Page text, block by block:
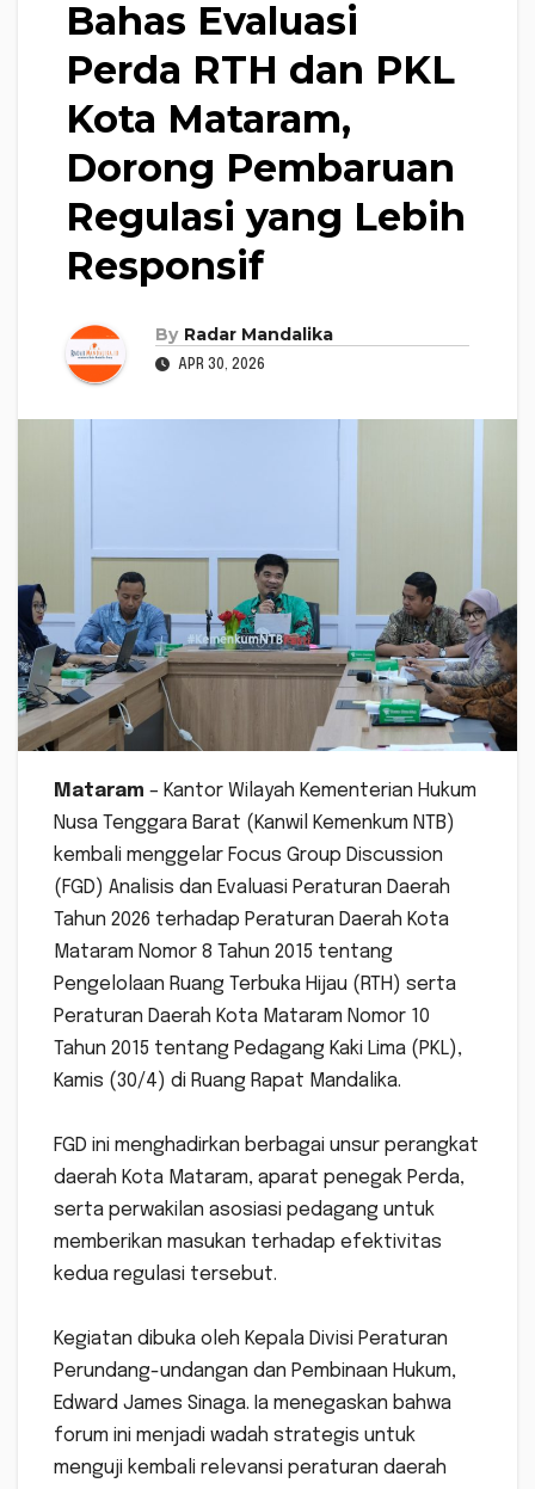
Bahas Evaluasi
Perda RTH dan PKL
Kota Mataram,
Dorong Pembaruan
Regulasi yang Lebih
Responsif
By Radar Mandalika
APR 30, 2026
Mataram – Kantor Wilayah Kementerian Hukum
Nusa Tenggara Barat (Kanwil Kemenkum NTB)
kembali menggelar Focus Group Discussion
(FGD) Analisis dan Evaluasi Peraturan Daerah
Tahun 2026 terhadap Peraturan Daerah Kota
Mataram Nomor 8 Tahun 2015 tentang
Pengelolaan Ruang Terbuka Hijau (RTH) serta
Peraturan Daerah Kota Mataram Nomor 10
Tahun 2015 tentang Pedagang Kaki Lima (PKL),
Kamis (30/4) di Ruang Rapat Mandalika.
‎FGD ini menghadirkan berbagai unsur perangkat
daerah Kota Mataram, aparat penegak Perda,
serta perwakilan asosiasi pedagang untuk
memberikan masukan terhadap efektivitas
kedua regulasi tersebut.
‎Kegiatan dibuka oleh Kepala Divisi Peraturan
Perundang-undangan dan Pembinaan Hukum,
Edward James Sinaga. Ia menegaskan bahwa
forum ini menjadi wadah strategis untuk
menguji kembali relevansi peraturan daerah